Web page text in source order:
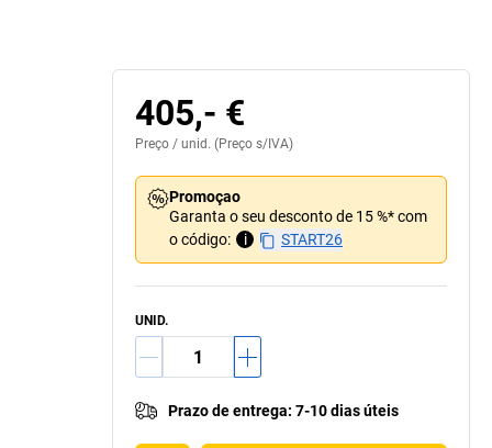
405,- €
Preço / unid. (Preço s/IVA)
Promoçao
Garanta o seu desconto de 15 %* com
o código:
i START26
UNID.
Prazo de entrega: 7-10 dias úteis